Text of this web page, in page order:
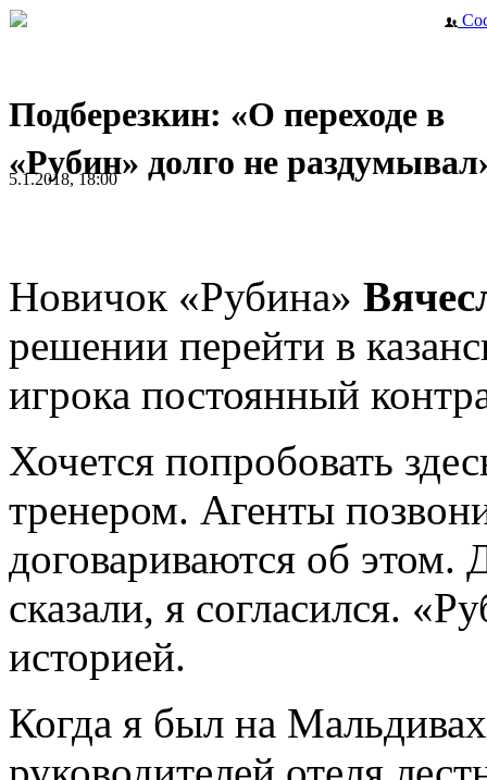
Подберезкин: «О переходе в
«Рубин» долго не
5.1.2018, 18:00
Новичок «Рубина»
решении перейти в
игрока постоянный
Хочется попробовать
тренером. Агенты
договариваются об
сказали, я согласился.
историей.
Когда я был на